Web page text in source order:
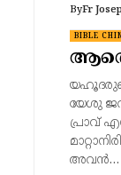
ByFr
BIBLE
യേശു
പ്രാവ്‌
അവന്‍…